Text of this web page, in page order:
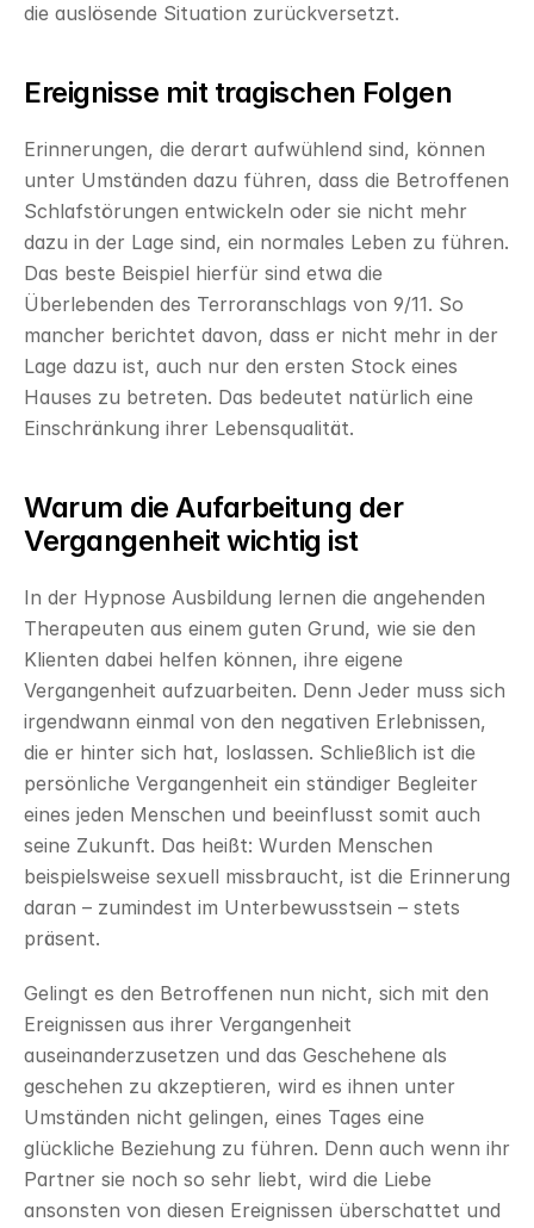
die auslösende Situation zurückversetzt.
Ereignisse mit tragischen Folgen
Erinnerungen, die derart aufwühlend sind, können
unter Umständen dazu führen, dass die Betroffenen
Schlafstörungen entwickeln oder sie nicht mehr
dazu in der Lage sind, ein normales Leben zu führen.
Das beste Beispiel hierfür sind etwa die
Überlebenden des Terroranschlags von 9/11. So
mancher berichtet davon, dass er nicht mehr in der
Lage dazu ist, auch nur den ersten Stock eines
Hauses zu betreten. Das bedeutet natürlich eine
Einschränkung ihrer Lebensqualität.
Warum die Aufarbeitung der
Vergangenheit wichtig ist
In der Hypnose Ausbildung lernen die angehenden
Therapeuten aus einem guten Grund, wie sie den
Klienten dabei helfen können, ihre eigene
Vergangenheit aufzuarbeiten. Denn Jeder muss sich
irgendwann einmal von den negativen Erlebnissen,
die er hinter sich hat, loslassen. Schließlich ist die
persönliche Vergangenheit ein ständiger Begleiter
eines jeden Menschen und beeinflusst somit auch
seine Zukunft. Das heißt: Wurden Menschen
beispielsweise sexuell missbraucht, ist die Erinnerung
daran – zumindest im Unterbewusstsein – stets
präsent.
Gelingt es den Betroffenen nun nicht, sich mit den
Ereignissen aus ihrer Vergangenheit
auseinanderzusetzen und das Geschehene als
geschehen zu akzeptieren, wird es ihnen unter
Umständen nicht gelingen, eines Tages eine
glückliche Beziehung zu führen. Denn auch wenn ihr
Partner sie noch so sehr liebt, wird die Liebe
ansonsten von diesen Ereignissen überschattet und